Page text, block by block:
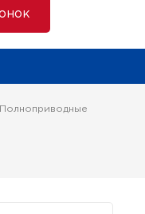
Полноприводные